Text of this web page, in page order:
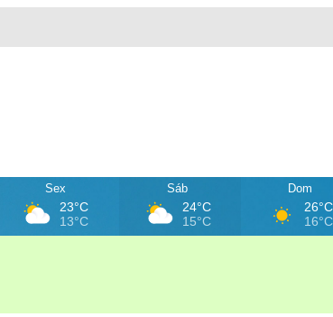
Sex
23°C
13°C
Sáb
24°C
15°C
Dom
26°C
16°C